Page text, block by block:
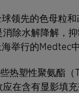
球领先的色母粒
除水解降解，
举行的Medtec中
热塑性聚氨酯
在含有显影填